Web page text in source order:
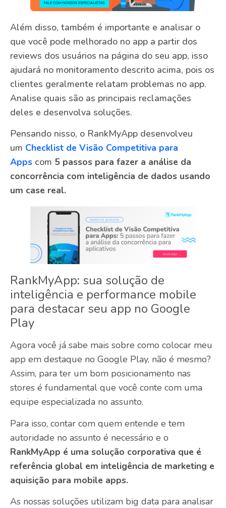
Além disso, também é importante e analisar o
que você pode melhorado no app a partir dos
reviews dos usuários na página do seu app, isso
ajudará no monitoramento descrito acima, pois os
clientes geralmente relatam problemas no app.
Analise quais são as principais reclamações
deles e desenvolva soluções.
Pensando nisso, o RankMyApp desenvolveu
um Checklist de Visão Competitiva para
Apps com 5 passos para fazer a análise da
concorrência com inteligência de dados usando
um case real.
RankMyApp: sua solução de
inteligência e performance mobile
para destacar seu app no Google
Play
Agora você já sabe mais sobre como colocar meu
app em destaque no Google Play, não é mesmo?
Assim, para ter um bom posicionamento nas
stores é fundamental que você conte com uma
equipe especializada no assunto.
Para isso, contar com quem entende e tem
autoridade no assunto é necessário e o
RankMyApp é uma solução corporativa que é
referência global em inteligência de marketing e
aquisição para mobile apps.
As nossas soluções utilizam big data para analisar